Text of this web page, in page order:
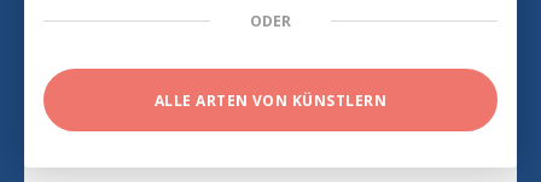
ODER
ALLE ARTEN VON KÜNSTLERN